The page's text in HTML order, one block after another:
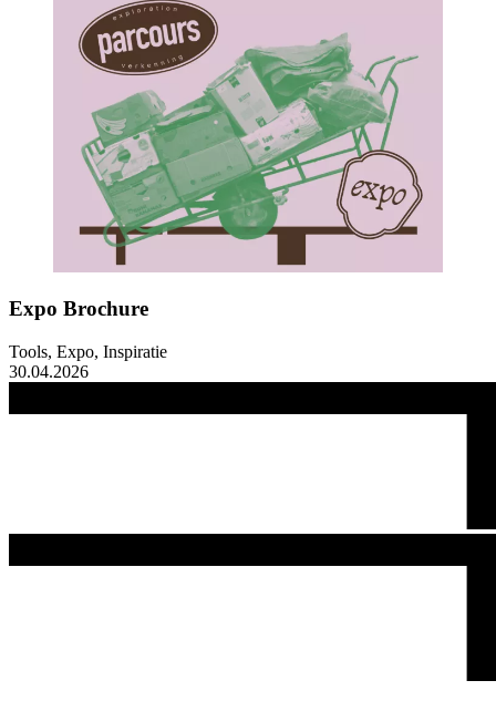
Expo Brochure
Tools, Expo, Inspiratie
30.04.2026